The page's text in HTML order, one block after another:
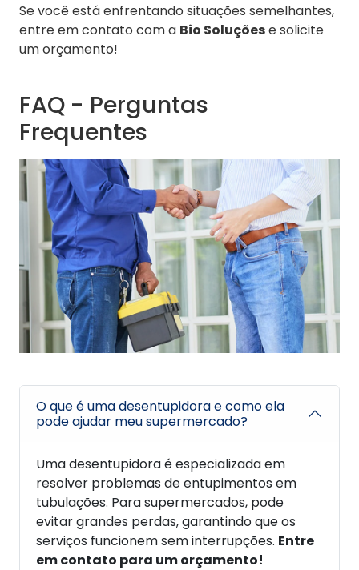
Se você está enfrentando situações semelhantes,
entre em contato com a Bio Soluçõese solicite
um orçamento!
FAQ - Perguntas
Frequentes
O que é uma desentupidora e como ela
pode ajudar meu supermercado?
Uma desentupidora é especializada em
resolver problemas de entupimentos em
tubulações. Para supermercados, pode
evitar grandes perdas, garantindo que os
serviços funcionem sem interrupções. Entre
em contato para um orçamento!